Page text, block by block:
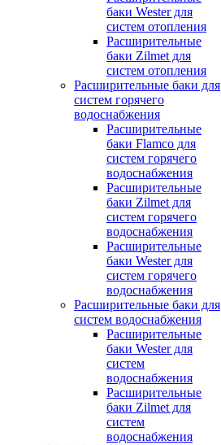
баки Wester для
систем отопления
Расширительные
баки Zilmet для
систем отопления
Расширительные баки для
систем горячего
водоснабжения
Расширительные
баки Flamco для
систем горячего
водоснабжения
Расширительные
баки Zilmet для
систем горячего
водоснабжения
Расширительные
баки Wester для
систем горячего
водоснабжения
Расширительные баки для
систем водоснабжения
Расширительные
баки Wester для
систем
водоснабжения
Расширительные
баки Zilmet для
систем
водоснабжения